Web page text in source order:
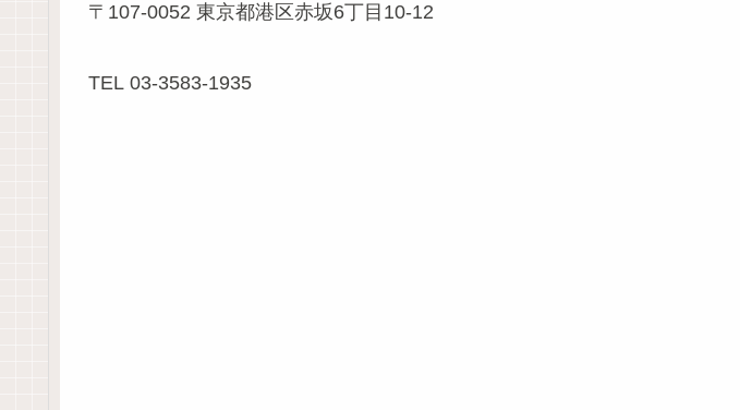
〒107-0052 東京都港区赤坂6丁目10-12
TEL 03-3583-1935